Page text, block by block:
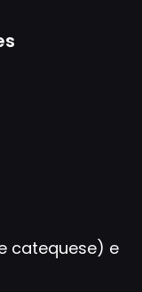
catequese) e